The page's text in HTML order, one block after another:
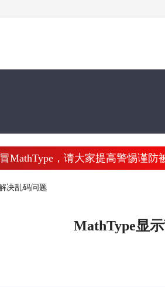
MathType，请大家提高警惕谨防
决乱码问题
MathType显